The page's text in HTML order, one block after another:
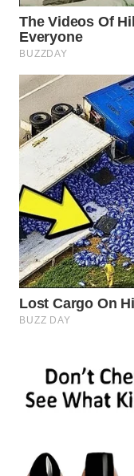
WN
CIANJUR
WN
KEPULAUAN
SERIBU
WN
TANGERANG
WN
BINJAI
WN
CIREBON
WN
WN
KUNINGAN
MAJALENGKA